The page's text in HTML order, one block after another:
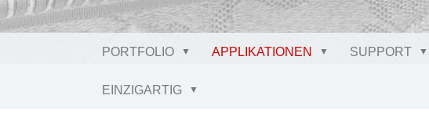
PORTFOLIO APPLIKATIONEN SUPPORT
EINZIGARTIG